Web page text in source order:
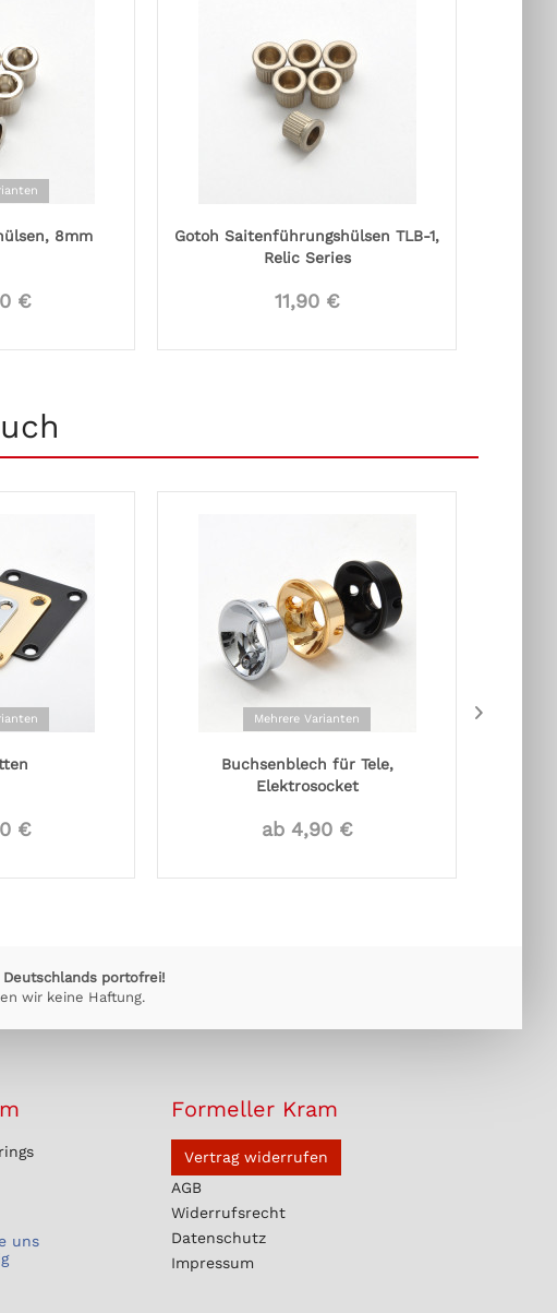
8mm
€
Gotoh Saitenführungshülsen TLB-1,
Relic Series
11,90 €
€
Mehrere Varianten
Buchsenblech für Tele,
Elektrosocket
ab 4,90 €
portofrei!
wir keine Haftung.
uns
Formeller Kram
Vertrag widerrufen
AGB
Widerrufsrecht
Datenschutz
Impressum